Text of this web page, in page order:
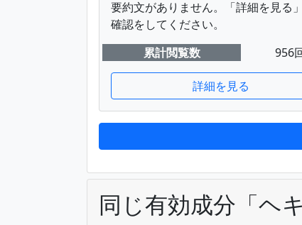
要約文がありません。「詳細を見る
確認をしてください。
累計閲覧数
956
詳細を見る
同じ有効成分「ヘ